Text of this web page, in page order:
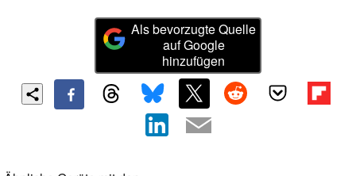
Als bevorzugte Quelle
auf Google
hinzufügen